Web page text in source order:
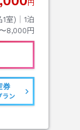
円
1室)｜ 1泊
8,000円
券
ラン